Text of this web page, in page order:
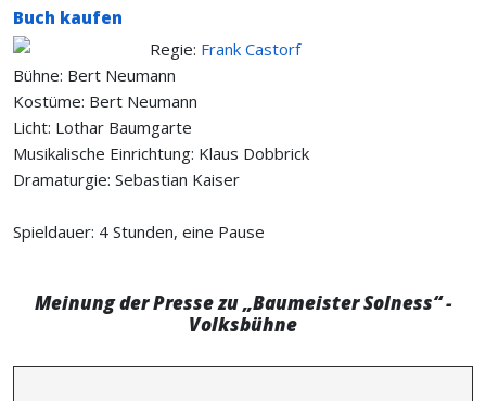
Buch kaufen
Regie: Frank Castorf
Bühne: Bert Neumann
Kostüme: Bert Neumann
Licht: Lothar Baumgarte
Musikalische Einrichtung: Klaus Dobbrick
Dramaturgie: Sebastian Kaiser
Spieldauer: 4 Stunden, eine Pause
Meinung der Presse zu „Baumeister Solness“ -
Volksbühne